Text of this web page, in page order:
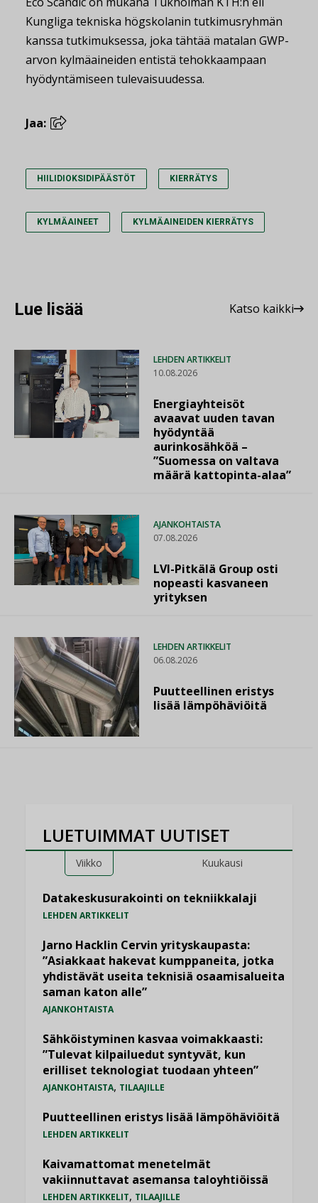
Kungliga tekniska högskolanin tutkimusryhmän
kanssa tutkimuksessa, joka tähtää matalan GWP-
arvon kylmäaineiden entistä tehokkaampaan
hyödyntämiseen tulevaisuudessa.
Jaa:
HIILIDIOKSIDIPÄÄSTÖT KIERRÄTYS
KYLMÄAINEET KYLMÄAINEIDEN KIERRÄTYS
Lue lisää Katso kaikki
LEHDEN ARTIKKELIT
10.08.2026
Energiayhteisöt
avaavat uuden tavan
hyödyntää
aurinkosähköä –
”Suomessa on valtava
määrä kattopinta-alaa”
AJANKOHTAISTA
07.08.2026
LVI-Pitkälä Group osti
nopeasti kasvaneen
yrityksen
LEHDEN ARTIKKELIT
06.08.2026
Puutteellinen eristys
lisää lämpöhäviöitä
LUETUIMMAT UUTISET
Viikko Kuukausi
Datakeskusurakointi on tekniikkalaji
LEHDEN ARTIKKELIT
Jarno Hacklin Cervin yrityskaupasta:
”Asiakkaat hakevat kumppaneita, jotka
yhdistävät useita teknisiä osaamisalueita
saman katon alle”
AJANKOHTAISTA
Sähköistyminen kasvaa voimakkaasti:
”Tulevat kilpailuedut syntyvät, kun
erilliset teknologiat tuodaan yhteen”
AJANKOHTAISTA, TILAAJILLE
Puutteellinen eristys lisää lämpöhäviöitä
LEHDEN ARTIKKELIT
Kaivamattomat menetelmät
vakiinnuttavat asemansa taloyhtiöissä
LEHDEN ARTIKKELIT, TILAAJILLE